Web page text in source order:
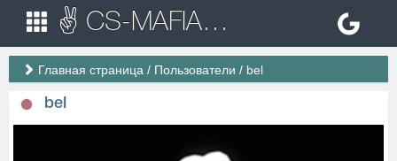
✌ CS-MAFIA.RU ✌ Игровые сервера Counter Strike 1.6
Главная страница / Пользователи / bel
bel